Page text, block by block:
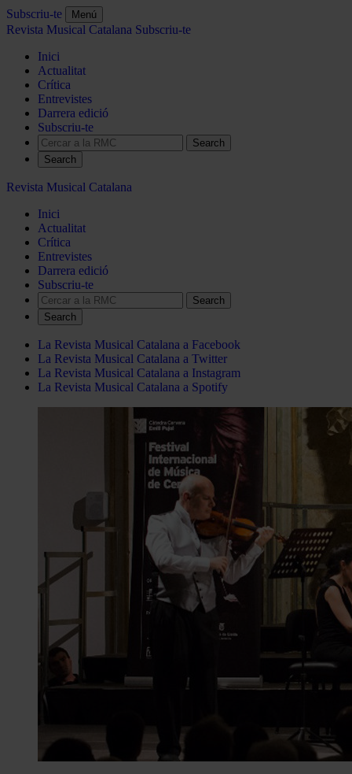
Subscriu-te Menú
Revista Musical Catalana Subscriu-te
Inici
Actualitat
Crítica
Entrevistes
Darrera edició
Subscriu-te
Search
Revista Musical Catalana
Inici
Actualitat
Crítica
Entrevistes
Darrera edició
Subscriu-te
Search
La Revista Musical Catalana a Facebook
La Revista Musical Catalana a Twitter
La Revista Musical Catalana a Instagram
La Revista Musical Catalana a Spotify